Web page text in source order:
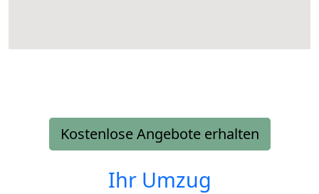
Kostenlose Angebote erhalten
Ihr Umzug